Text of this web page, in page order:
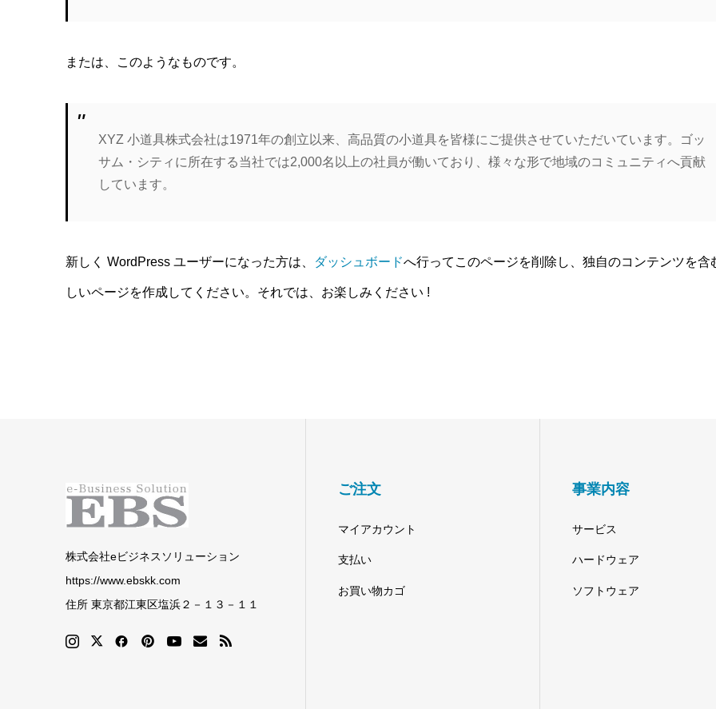
または、このようなものです。
XYZ 小道具株式会社は1971年の創立以来、高品質の小道具を皆様にご提供させていただいています。ゴッ
サム・シティに所在する当社では2,000名以上の社員が働いており、様々な形で地域のコミュニティへ貢献
しています。
新しく WordPress ユーザーになった方は、 ダッシュボードへ行ってこのページを削除し、独自のコンテンツを含
しいページを作成してください。それでは、お楽しみください !
株式会社eビジネスソリューション
https://www.ebskk.com
住所 東京都江東区塩浜２－１３－１１
ご注文
マイアカウント
支払い
お買い物カゴ
事業内容
サービス
ハードウェア
ソフトウェア